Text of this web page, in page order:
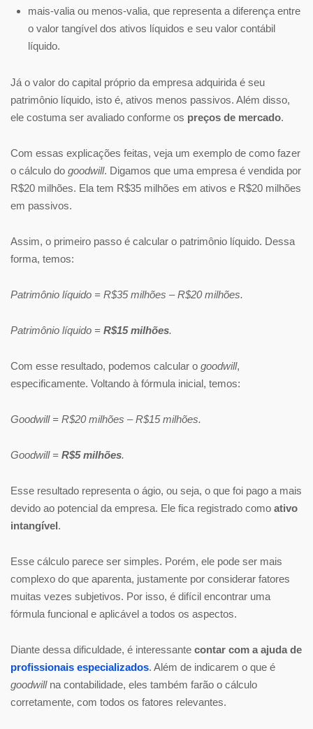
mais-valia ou menos-valia, que representa a diferença entre
o valor tangível dos ativos líquidos e seu valor contábil
líquido.
Já o valor do capital próprio da empresa adquirida é seu
patrimônio líquido, isto é, ativos menos passivos. Além disso,
ele costuma ser avaliado conforme os preços de mercado.
Com essas explicações feitas, veja um exemplo de como fazer
o cálculo do goodwill. Digamos que uma empresa é vendida por
R$20 milhões. Ela tem R$35 milhões em ativos e R$20 milhões
em passivos.
Assim, o primeiro passo é calcular o patrimônio líquido. Dessa
forma, temos:
Patrimônio líquido = R$35 milhões – R$20 milhões.
Patrimônio líquido = R$15 milhões.
Com esse resultado, podemos calcular o goodwill,
especificamente. Voltando à fórmula inicial, temos:
Goodwill = R$20 milhões – R$15 milhões.
Goodwill = R$5 milhões.
Esse resultado representa o ágio, ou seja, o que foi pago a mais
devido ao potencial da empresa. Ele fica registrado como ativo
intangível.
Esse cálculo parece ser simples. Porém, ele pode ser mais
complexo do que aparenta, justamente por considerar fatores
muitas vezes subjetivos. Por isso, é difícil encontrar uma
fórmula funcional e aplicável a todos os aspectos.
Diante dessa dificuldade, é interessante contar com a ajuda de
profissionais especializados. Além de indicarem o que é
goodwill na contabilidade, eles também farão o cálculo
corretamente, com todos os fatores relevantes.